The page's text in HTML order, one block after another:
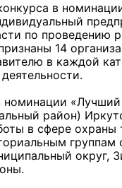
в
по проведению
14
в каждой
«Лучший
район)
в сфере охраны
группам
округ,